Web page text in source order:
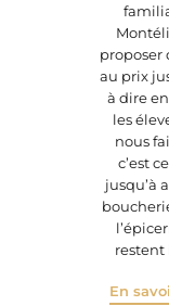
proposer
au prix
à dire
les
nous
c’est
jusqu’à
restent
En